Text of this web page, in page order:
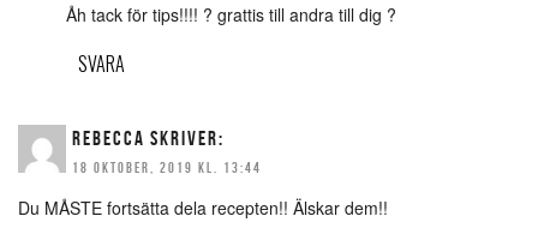
Åh tack för tips!!!! ? grattis till andra till dig ?
SVARA
REBECCA SKRIVER:
18 OKTOBER, 2019 KL. 13:44
Du MÅSTE fortsätta dela recepten!! Älskar dem!!